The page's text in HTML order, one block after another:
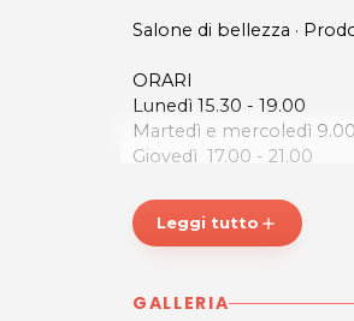
Salone di bellezza ·
ORARI
Lunedì 15.30 - 19.00
Martedì e mercoledì
Giovedì 17.00 - 21.00
Romans di Isonzo - Italia
Leggi tutto add
GALLERIA